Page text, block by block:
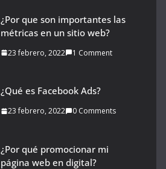
¿Por que son importantes las
métricas en un sitio web?
23 febrero, 2022 1 Comment
¿Qué es Facebook Ads?
23 febrero, 2022 0 Comments
¿Por qué promocionar mi
página web en digital?